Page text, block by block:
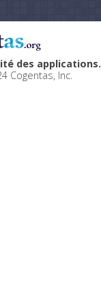
des applications.
Cogentas, Inc.